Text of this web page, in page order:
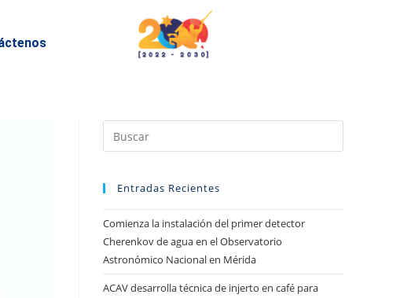
Entradas Recientes
Comienza la instalación del primer detector
Cherenkov de agua en el Observatorio
Astronómico Nacional en Mérida
ACAV desarrolla técnica de injerto en café para